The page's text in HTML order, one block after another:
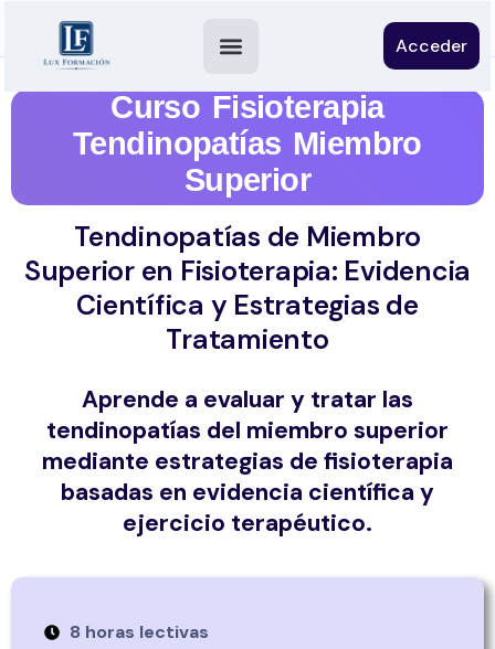
Acceder
Curso Fisioterapia
Tendinopatías Miembro
Superior
Tendinopatías de Miembro
Superior en Fisioterapia: Evidencia
Científica y Estrategias de
Tratamiento
Aprende a evaluar y tratar las
tendinopatías del miembro superior
mediante estrategias de fisioterapia
basadas en evidencia científica y
ejercicio terapéutico.
8 horas lectivas